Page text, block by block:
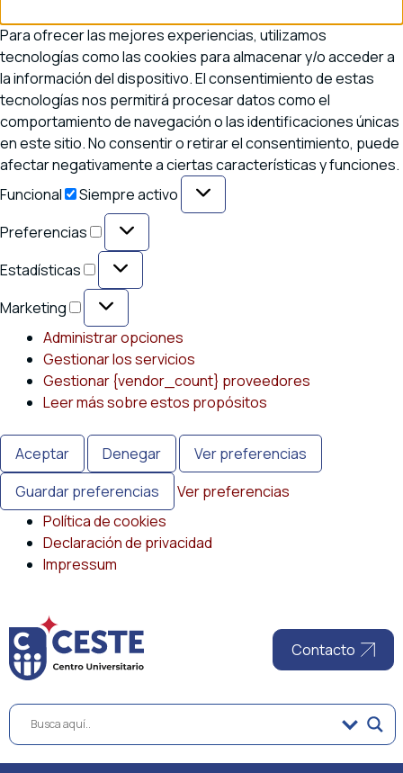
Para ofrecer las mejores experiencias, utilizamos
tecnologías como las cookies para almacenar y/o acceder a
la información del dispositivo. El consentimiento de estas
tecnologías nos permitirá procesar datos como el
comportamiento de navegación o las identificaciones únicas
en este sitio. No consentir o retirar el consentimiento, puede
afectar negativamente a ciertas características y funciones.
Funcional
Funcional
Siempre activo
Preferencias
Preferencias
Estadísticas Estadísticas
Marketing
Marketing
Administrar opciones
Gestionar los servicios
Gestionar {vendor_count} proveedores
Leer más sobre estos propósitos
Aceptar Denegar
Ver preferencias
Guardar preferencias
Ver preferencias
Política de cookies
Declaración de privacidad
Impressum
al
contenido
Contacto